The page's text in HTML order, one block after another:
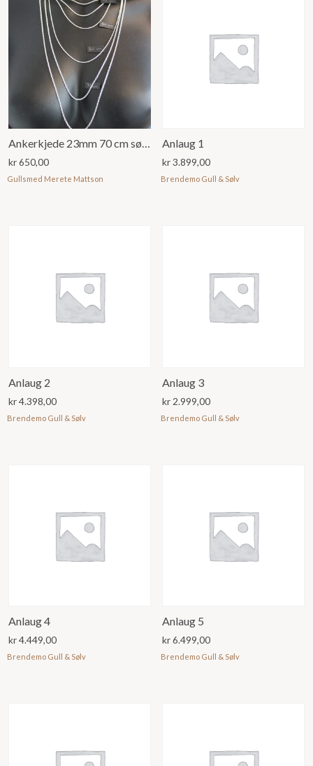
Ankerkjede 23mm 70 cm sølv925
kr650,00
Gullsmed Merete Mattson
Anlaug 1
kr3.899,00
Brendemo Gull & Sølv
Anlaug 2
kr4.398,00
Brendemo Gull & Sølv
Anlaug 3
kr 2.999,00
Brendemo Gull & Sølv
Anlaug 4
kr4.449,00
Brendemo Gull & Sølv
Anlaug 5
kr6.499,00
Brendemo Gull & Sølv